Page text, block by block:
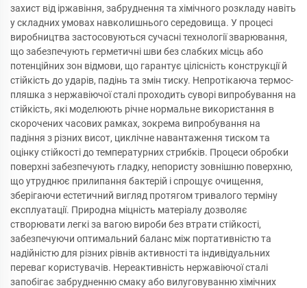
захист від іржавіння, забруднення та хімічного розкладу навіть
у складних умовах навколишнього середовища. У процесі
виробництва застосовуються сучасні технології зварювання,
що забезпечують герметичні шви без слабких місць або
потенційних зон відмови, що гарантує цілісність конструкції й
стійкість до ударів, падінь та змін тиску. Непротікаюча термос-
пляшка з нержавіючої сталі проходить суворі випробування на
стійкість, які моделюють річне нормальне використання в
скорочених часових рамках, зокрема випробування на
падіння з різних висот, циклічне навантаження тиском та
оцінку стійкості до температурних стрибків. Процеси обробки
поверхні забезпечують гладку, непористу зовнішню поверхню,
що утруднює прилипання бактерій і спрощує очищення,
зберігаючи естетичний вигляд протягом тривалого терміну
експлуатації. Природна міцність матеріалу дозволяє
створювати легкі за вагою вироби без втрати стійкості,
забезпечуючи оптимальний баланс між портативністю та
надійністю для різних рівнів активності та індивідуальних
переваг користувачів. Нереактивність нержавіючої сталі
запобігає забрудненню смаку або вилуговуванню хімічних